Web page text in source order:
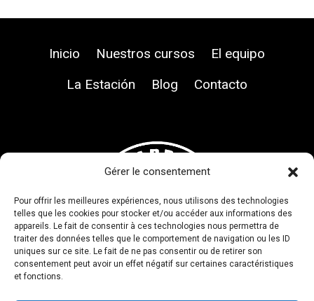
Gérer le consentement
Pour offrir les meilleures expériences, nous utilisons des technologies
telles que les cookies pour stocker et/ou accéder aux informations des
appareils. Le fait de consentir à ces technologies nous permettra de
traiter des données telles que le comportement de navigation ou les ID
uniques sur ce site. Le fait de ne pas consentir ou de retirer son
consentement peut avoir un effet négatif sur certaines caractéristiques
et fonctions.
Inicio Nuestros cursos
El equipo
La Estación
Blog Contacto